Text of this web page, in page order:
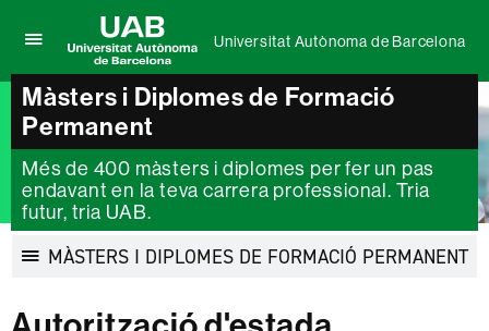
per
desplegar
el
de
Universitat
Autònoma
de
Barcelona
UAB
Universitat
de
Barcelona
Universitat Autònoma de Barcelona
Màsters i Diplomes de Formació
Permanent
Més de 400 màsters i diplomes per fer un pas
endavant en la teva carrera professional. Tria
futur, tria UAB.
MÀSTERS I DIPLOMES DE FORMACIÓ PERMANENT
navegació